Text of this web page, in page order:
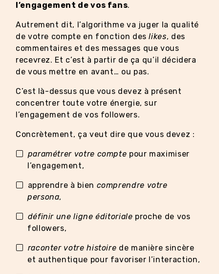
l’engagement de vos fans.
Autrement dit, l’algorithme va juger la qualité
de votre compte en fonction deslikes, des
commentaires et des messages que vous
recevrez. Et c’est à partir de ça qu’il décidera
de vous mettre en avant… ou pas.
C’est là-dessus que vous devez à présent
concentrer toute votre énergie, sur
l’engagement de vos followers.
Concrètement, ça veut dire que vous devez :
paramétrer votre compte pour maximiser
l’engagement,
apprendre à bien comprendre votre
persona,
définir une ligne éditoriale proche de vos
followers,
raconter votre histoire de manière sincère
et authentique pour favoriser l’interaction,